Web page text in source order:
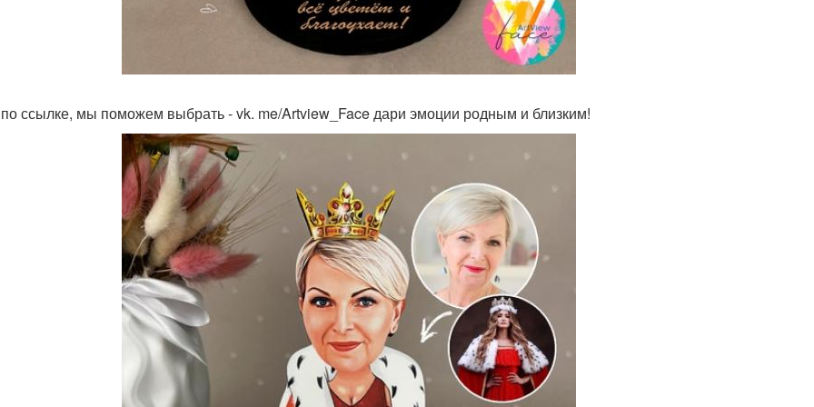
ссылке, мы поможем выбрать - vk. me/Artview_Face дари эмоции родным и близким!